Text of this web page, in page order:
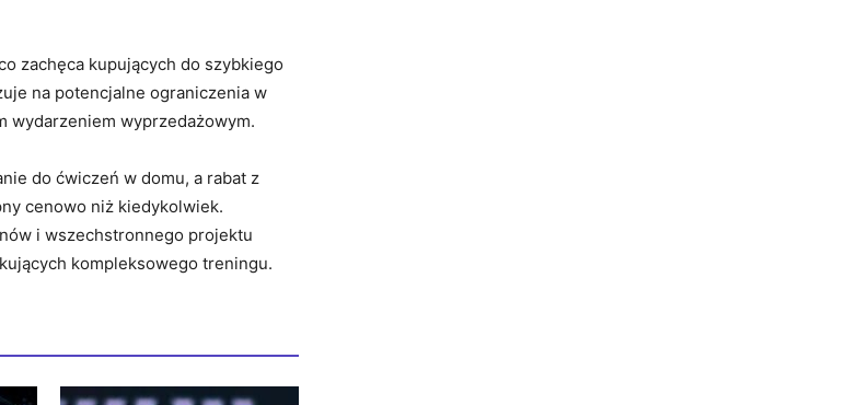
zachęca kupujących do szybkiego
na potencjalne ograniczenia w
wydarzeniem wyprzedażowym.
do ćwiczeń w domu, a rabat z
cenowo niż kiedykolwiek.
i wszechstronnego projektu
kompleksowego treningu.